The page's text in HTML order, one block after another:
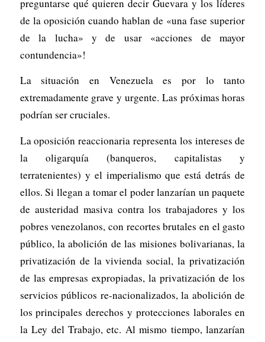
preguntarse qué quieren decir Guevara y los líderes
de la oposición cuando hablan de «una fase superior
de la lucha» y de usar «acciones de mayor
contundencia»!
La situación en Venezuela es por lo tanto
extremadamente grave y urgente. Las próximas horas
podrían ser cruciales.
La oposición reaccionaria representa los intereses de
la oligarquía (banqueros, capitalistas y
terratenientes) y el imperialismo que está detrás de
ellos. Si llegan a tomar el poder lanzarían un paquete
de austeridad masiva contra los trabajadores y los
pobres venezolanos, con recortes brutales en el gasto
público, la abolición de las misiones bolivarianas, la
privatización de la vivienda social, la privatización
de las empresas expropiadas, la privatización de los
servicios públicos re-nacionalizados, la abolición de
los principales derechos y protecciones laborales en
la Ley del Trabajo, etc. Al mismo tiempo, lanzarían